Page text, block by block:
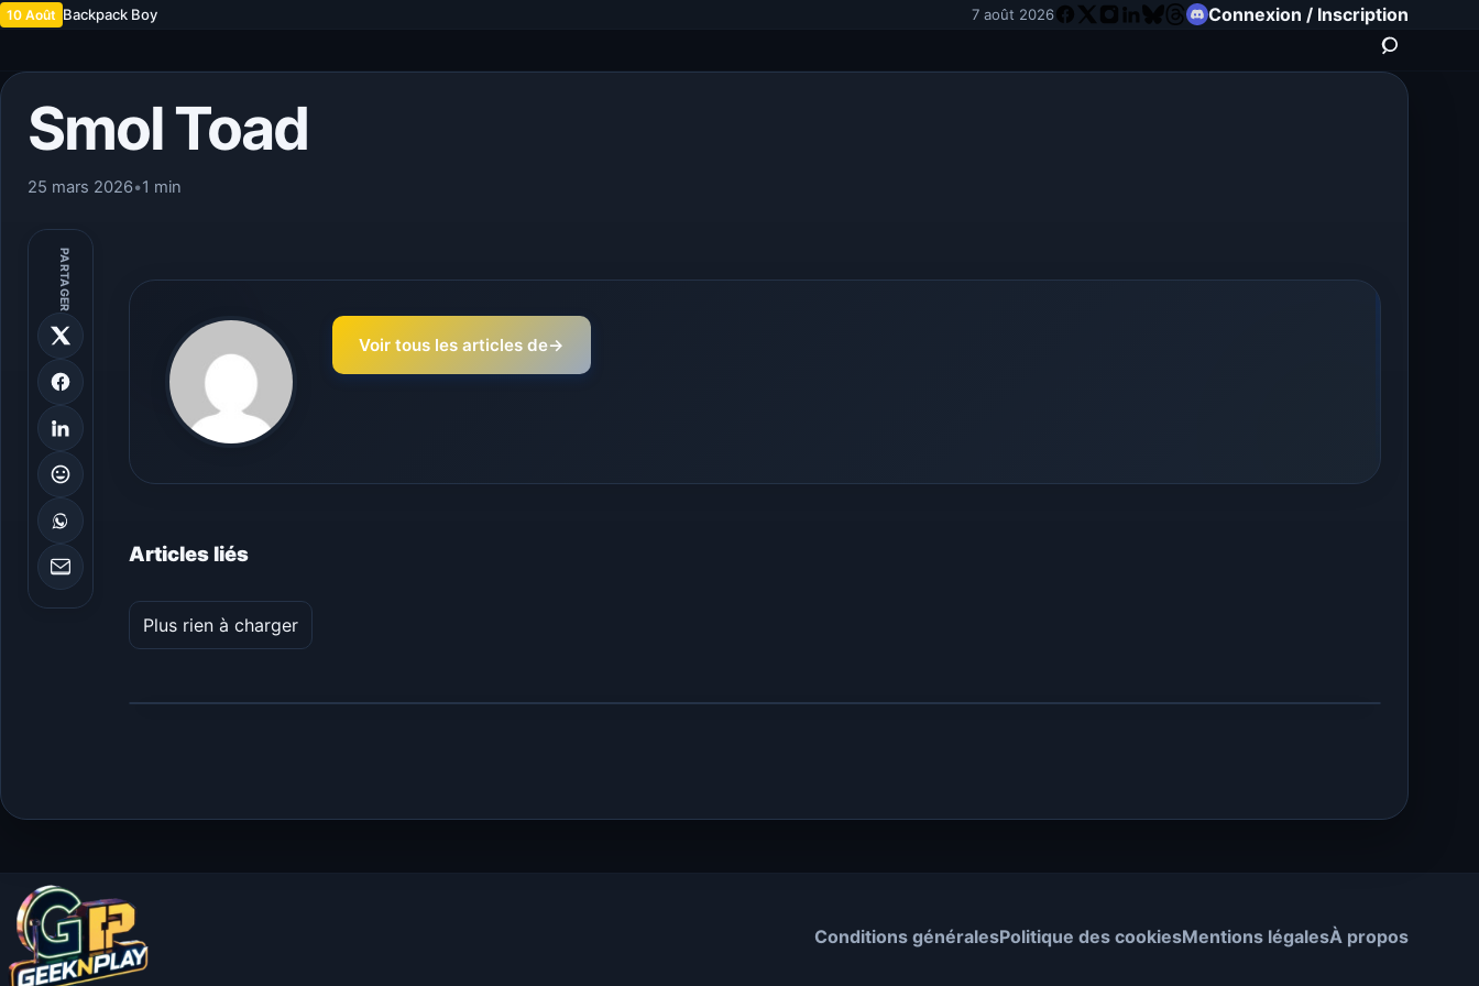
10 Août Backpack Boy 7 août 2026 Connexion / Inscription
Smol Toad
25 mars 2026•1 min
PARTAGER
Voir tous les articles de→
Articles liés
Plus rien à charger
Conditions généralesPolitique des cookiesMentions légalesÀ propos